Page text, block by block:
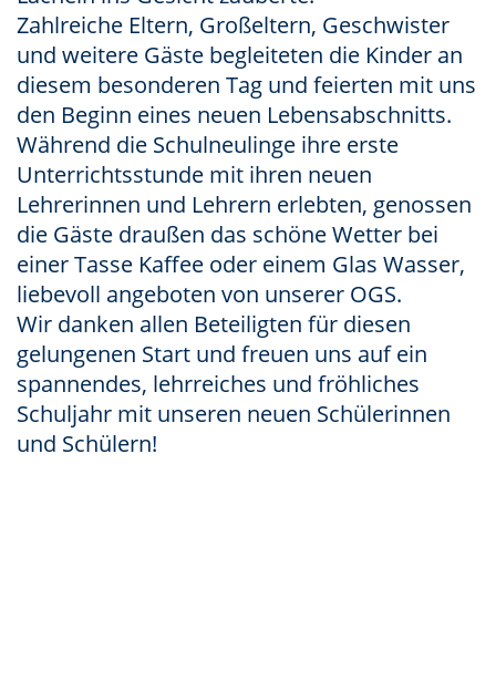
Zahlreiche Eltern, Großeltern, Geschwister
und weitere Gäste begleiteten die Kinder an
diesem besonderen Tag und feierten mit uns
den Beginn eines neuen Lebensabschnitts.
Während die Schulneulinge ihre erste
Unterrichtsstunde mit ihren neuen
Lehrerinnen und Lehrern erlebten, genossen
die Gäste draußen das schöne Wetter bei
einer Tasse Kaffee oder einem Glas Wasser,
liebevoll angeboten von unserer OGS.
Wir danken allen Beteiligten für diesen
gelungenen Start und freuen uns auf ein
spannendes, lehrreiches und fröhliches
Schuljahr mit unseren neuen Schülerinnen
und Schülern!